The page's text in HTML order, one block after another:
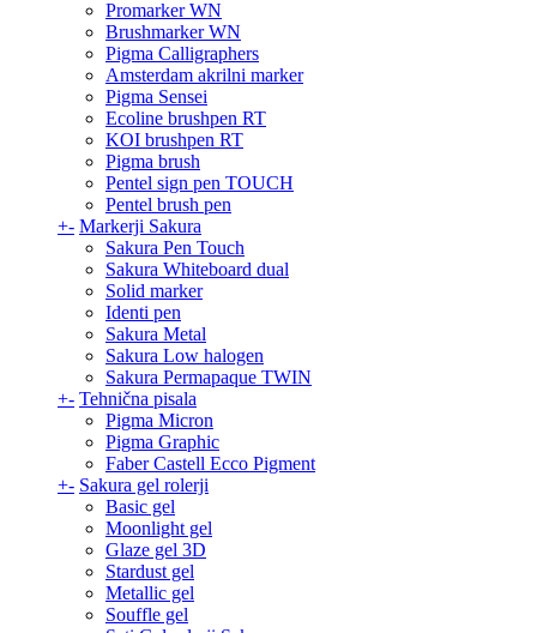
Promarker WN
Brushmarker WN
Pigma Calligraphers
Amsterdam akrilni marker
Pigma Sensei
Ecoline brushpen RT
KOI brushpen RT
Pigma brush
Pentel sign pen TOUCH
Pentel brush pen
+- Markerji Sakura
Sakura Pen Touch
Sakura Whiteboard dual
Solid marker
Identi pen
Sakura Metal
Sakura Low halogen
Sakura Permapaque TWIN
+- Tehnična pisala
Pigma Micron
Pigma Graphic
Faber Castell Ecco Pigment
+- Sakura gel rolerji
Basic gel
Moonlight gel
Glaze gel 3D
Stardust gel
Metallic gel
Souffle gel